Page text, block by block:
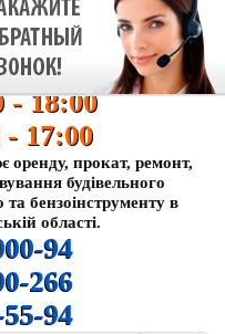
37
оренду, прокат, ремонт,
будівельного
бензоінструменту в
області.
94
266
94